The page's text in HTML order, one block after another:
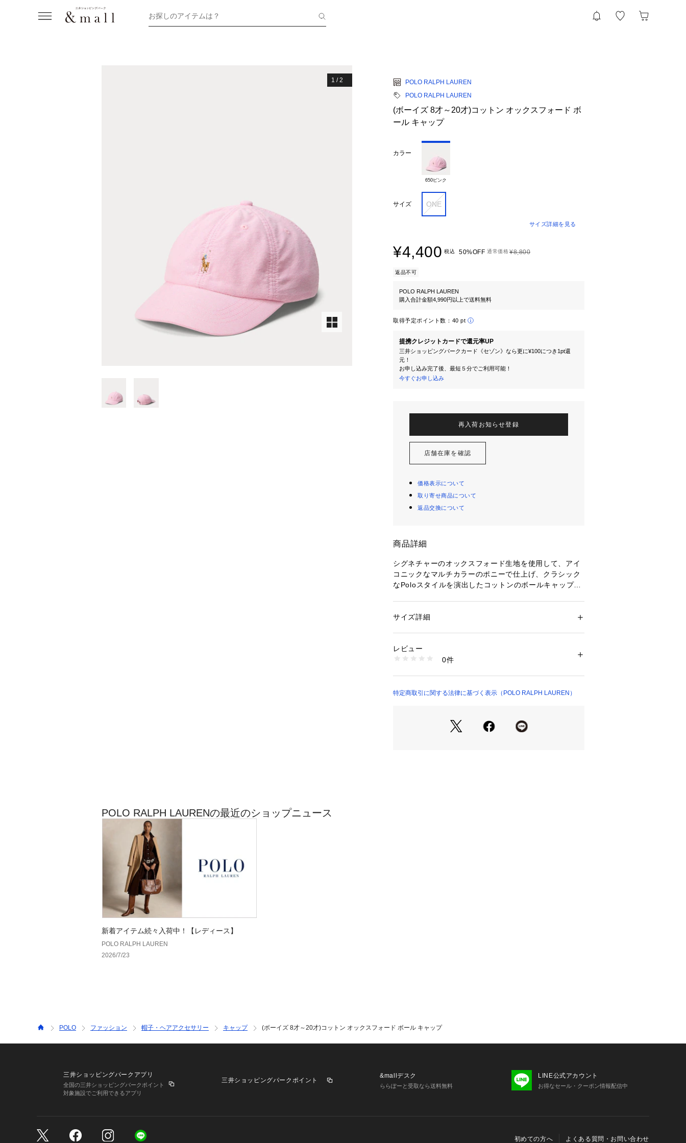
お探しのアイテムは？
1 /2
POLO RALPH LAUREN
POLO RALPH LAUREN
(ボーイズ 8才～20才)コットン オックスフォード ボ
ール キャップ
カラー
650ピンク
サイズ ONE
サイズ詳細を見る
¥4,400 税込 50%OFF 通常価格¥8,800
返品不可
POLO RALPH LAUREN
購入合計金額4,990円以上で送料無料
取得予定ポイント数： 40 pt
提携クレジットカードで還元率UP
三井ショッピングパークカード《セゾン》なら更に¥100につき1pt還
元！
お申し込み完了後、最短５分でご利用可能！
今すぐお申し込み
再入荷お知らせ登録
店舗在庫を確認
価格表示について
取り寄せ商品について
返品交換について
商品詳細
シグネチャーのオックスフォード生地を使用して、アイ
コニックなマルチカラーのポニーで仕上げ、クラシック
なPoloスタイルを演出したコットンのボールキャップ。
・フロント中央にマルチカラーのシグネチャーのポニー
ェットバンド
※商品の色味は、光のあたり具合など諸条件により色感
【生産国】バングラデシュ
性別：キッズ・ベビー
生産国：-
い
CWPOHGSYJ420325 （ショップ）
サイズ詳細
レビュー
0件
特定商取引に関する法律に基づく表示（POLO RALPH LAUREN）
POLO RALPH LAURENの最近のショップニュース
新着アイテム続々入荷中！【レディース】
POLO RALPH LAUREN
2026/7/23
POLO ファッション 帽子・ヘアアクセサリー キャップ (ボーイズ 8才～20才)コットン オックスフォード ボール キャップ
三井ショッピングパークアプリ
全国の三井ショッピングパークポイント
対象施設でご利用できるアプリ
三井ショッピングパークポイント
&mallデスク
ららぽーと受取なら送料無料
LINE公式アカウント
お得なセール・クーポン情報配信中
初めての方へ よくある質問・お問い合わせ